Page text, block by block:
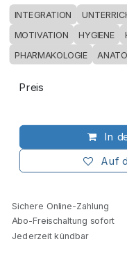
INTEGRATION
MOTIVATION HYGIENE
PHARMAKOLOGIE
In
Auf
Preis
Sichere Online-Zahlung
Abo-Freischaltung sofort
Jederzeit kündbar